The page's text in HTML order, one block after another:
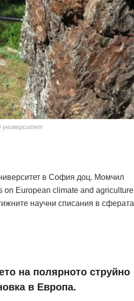
университет
в София доц. Момчил
on European climate and agriculture
научни списания в сферата
на полярното струйно
в Европа.